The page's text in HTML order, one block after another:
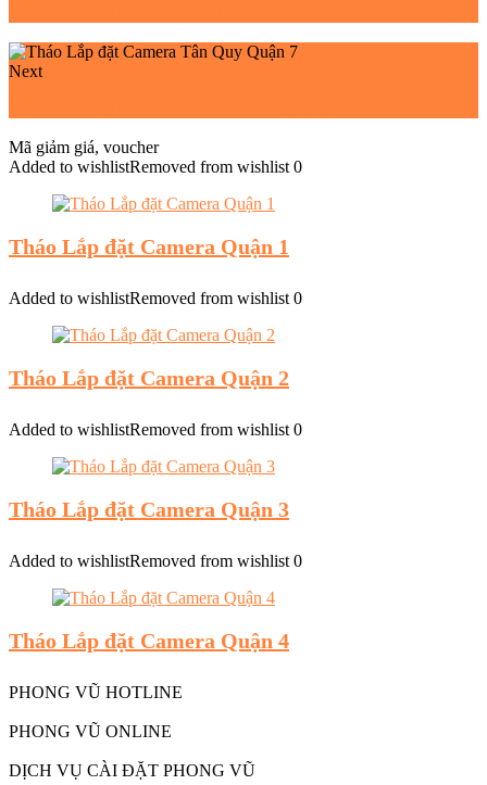
Next
Mã giảm giá, voucher
Added to wishlistRemoved from wishlist 0
Tháo Lắp đặt Camera Quận 1
Added to wishlistRemoved from wishlist 0
Tháo Lắp đặt Camera Quận 2
Added to wishlistRemoved from wishlist 0
Tháo Lắp đặt Camera Quận 3
Added to wishlistRemoved from wishlist 0
Tháo Lắp đặt Camera Quận 4
PHONG VŨ HOTLINE
PHONG VŨ ONLINE
DỊCH VỤ CÀI ĐẶT PHONG VŨ